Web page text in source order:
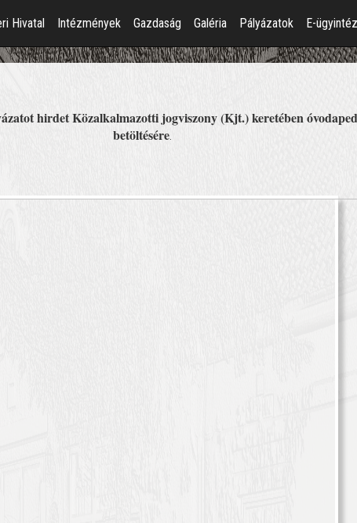
Hivatal Intézmények Gazdaság Galéria Pályázatok E-
hirdet Közalkalmazotti jogviszony (Kjt.) keretében
betöltésére.